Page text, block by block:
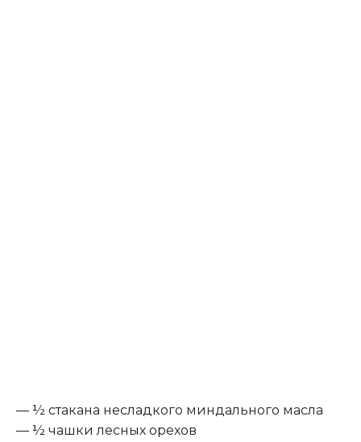
— ½ стакана несладкого миндального масла
— ½ чашки лесных орехов